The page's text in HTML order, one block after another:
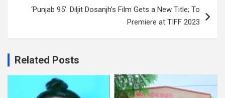
‘Punjab 95’: Diljit Dosanjh’s Film Gets a New Title; To
Premiere at TIFF 2023
Related Posts